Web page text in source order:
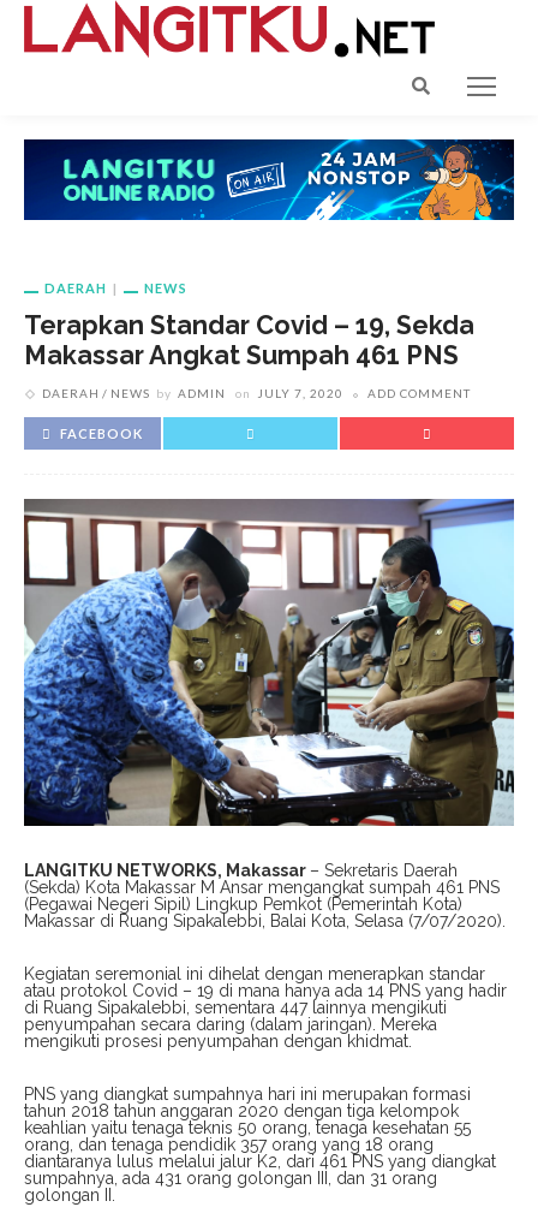
DAERAH NEWS
Terapkan Standar Covid – 19, Sekda
Makassar Angkat Sumpah 461 PNS
DAERAH NEWS by ADMIN on JULY 7, 2020 ADD COMMENT
FACEBOOK
LANGITKU NETWORKS, Makassar – Sekretaris Daerah
(Sekda) Kota Makassar M Ansar mengangkat sumpah 461 PNS
(Pegawai Negeri Sipil) Lingkup Pemkot (Pemerintah Kota)
Makassar di Ruang Sipakalebbi, Balai Kota, Selasa (7/07/2020).
Kegiatan seremonial ini dihelat dengan menerapkan standar
atau protokol Covid – 19 di mana hanya ada 14 PNS yang hadir
di Ruang Sipakalebbi, sementara 447 lainnya mengikuti
penyumpahan secara daring (dalam jaringan). Mereka
mengikuti prosesi penyumpahan dengan khidmat.
PNS yang diangkat sumpahnya hari ini merupakan formasi
tahun 2018 tahun anggaran 2020 dengan tiga kelompok
keahlian yaitu tenaga teknis 50 orang, tenaga kesehatan 55
orang, dan tenaga pendidik 357 orang yang 18 orang
diantaranya lulus melalui jalur K2, dari 461 PNS yang diangkat
sumpahnya, ada 431 orang golongan III, dan 31 orang
golongan II.